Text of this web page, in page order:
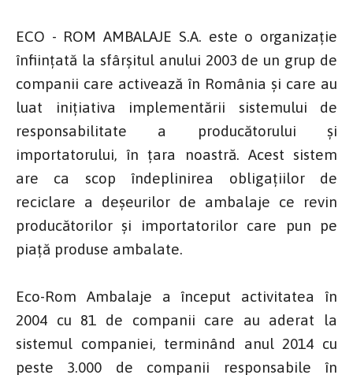
ECO - ROM AMBALAJE S.A. este o organizaţie
înfiinţată la sfârşitul anului 2003 de un grup de
companii care activează în România şi care au
luat iniţiativa implementării sistemului de
responsabilitate a producătorului şi
importatorului, în ţara noastră. Acest sistem
are ca scop îndeplinirea obligațiilor de
reciclare a deșeurilor de ambalaje ce revin
producătorilor şi importatorilor care pun pe
piață produse ambalate.
Eco-Rom Ambalaje a început activitatea în
2004 cu 81 de companii care au aderat la
sistemul companiei, terminând anul 2014 cu
peste 3.000 de companii responsabile în